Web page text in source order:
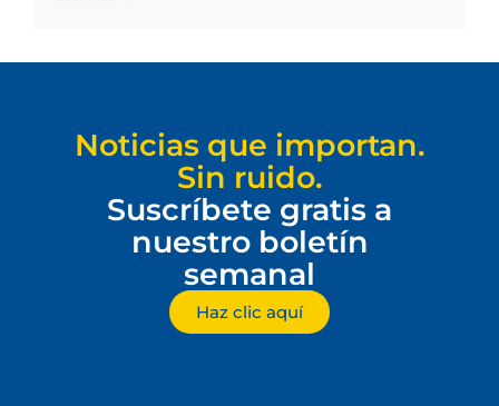
Noticias que importan.
Sin ruido.
Suscríbete gratis a
nuestro boletín
semanal
Haz clic aquí